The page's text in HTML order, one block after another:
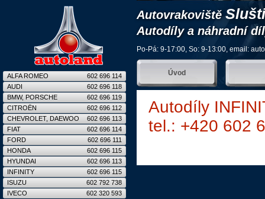
Autovrakoviště
Autodíly a náhradní
Po-Pá: 9-17:00, So: 9-13:00, email:
Úvod
Autodíly
tel.: +420 602
ALFA ROMEO
602 696 114
AUDI
602 696 118
BMW, PORSCHE
602 696 119
CITROËN
602 696 112
CHEVROLET, DAEWOO
602 696 113
FIAT
602 696 114
FORD
602 696 111
HONDA
602 696 115
HYUNDAI
602 696 113
INFINITY
602 696 115
ISUZU
602 792 738
IVECO
602 320 593